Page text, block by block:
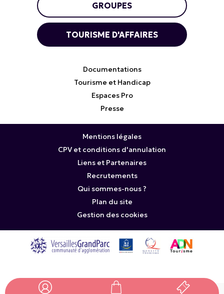
GROUPES
TOURISME D'AFFAIRES
Documentations
Tourisme et Handicap
Espaces Pro
Presse
Mentions légales
CPV et conditions d'annulation
Liens et Partenaires
Recrutements
Qui sommes-nous ?
Plan du site
Gestion des cookies